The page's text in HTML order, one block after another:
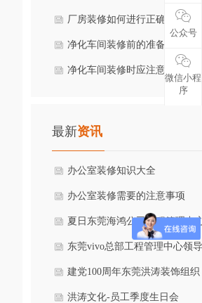
些？
厂房装修如何进行正确施工过
程？
净化车间装修前的准备工作有
些
净化车间装修时应注意哪些事
最新资讯
办公室装修知识大全
办公室装修需要的注意事项
夏日东莞海鸿公司工程管理中
慰问一线施工员工
东莞vivo总部工程管理中心领导
莅临考察
建党100周年东莞洪涛装饰组织
参观东江抗日纪念馆
洪涛文化-员工季度生日会
公众号
微信小程
序